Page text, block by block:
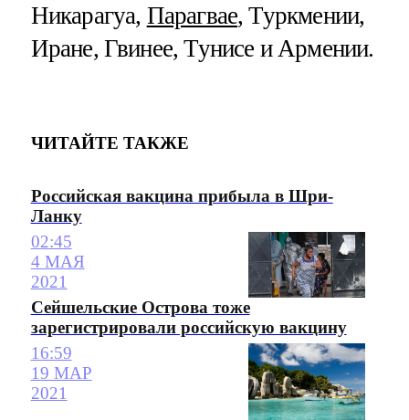
Никарагуа, Парагвае, Туркмении,
Иране, Гвинее, Тунисе и Армении.
ЧИТАЙТЕ ТАКЖЕ
Российская вакцина прибыла в Шри-
Ланку
02:45
4 МАЯ
2021
Сейшельские Острова тоже
зарегистрировали российскую вакцину
16:59
19 МАР
2021